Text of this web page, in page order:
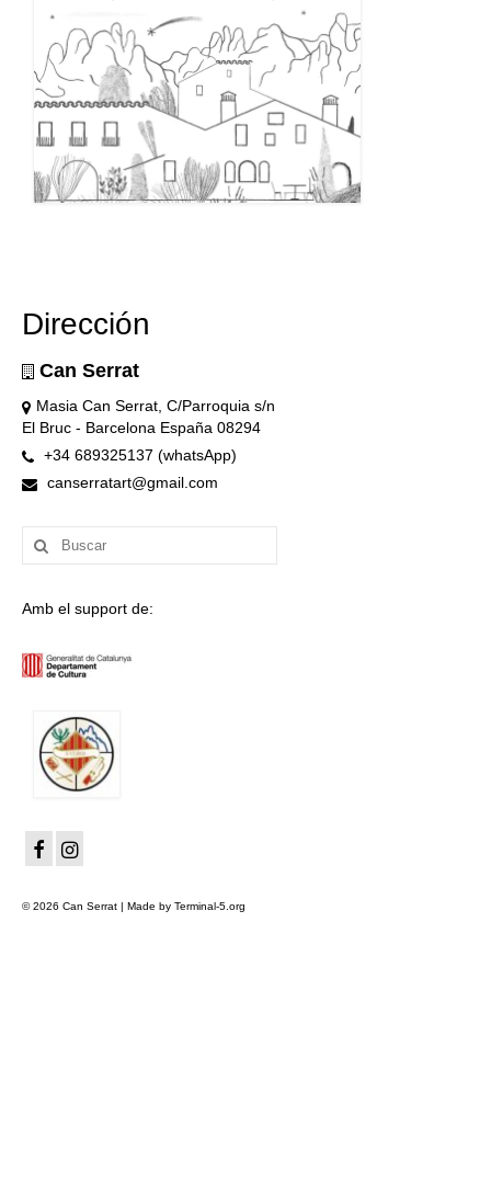
Dirección
Can Serrat
Masia Can Serrat, C/Parroquia s/n
El Bruc - Barcelona España 08294
+34 689325137 (whatsApp)
canserratart@gmail.com
Buscar
por:
Amb el support de:
© 2026 Can Serrat | Made by Terminal-5.org